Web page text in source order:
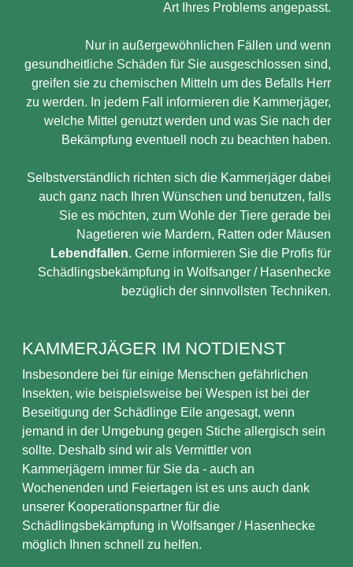
Art Ihres Problems angepasst.
Nur in außergewöhnlichen Fällen und wenn
gesundheitliche Schäden für Sie ausgeschlossen sind,
greifen sie zu chemischen Mitteln um des Befalls Herr
zu werden. In jedem Fall informieren die Kammerjäger,
welche Mittel genutzt werden und was Sie nach der
Bekämpfung eventuell noch zu beachten haben.
Selbstverständlich richten sich die Kammerjäger dabei
auch ganz nach Ihren Wünschen und benutzen, falls
Sie es möchten, zum Wohle der Tiere gerade bei
Nagetieren wie Mardern, Ratten oder Mäusen
Lebendfallen. Gerne informieren Sie die Profis für
Schädlingsbekämpfung in Wolfsanger / Hasenhecke
bezüglich der sinnvollsten Techniken.
KAMMERJÄGER IM NOTDIENST
Insbesondere bei für einige Menschen gefährlichen
Insekten, wie beispielsweise bei Wespen ist bei der
Beseitigung der Schädlinge Eile angesagt, wenn
jemand in der Umgebung gegen Stiche allergisch sein
sollte. Deshalb sind wir als Vermittler von
Kammerjägern immer für Sie da - auch an
Wochenenden und Feiertagen ist es uns auch dank
unserer Kooperationspartner für die
Schädlingsbekämpfung in Wolfsanger / Hasenhecke
möglich Ihnen schnell zu helfen.